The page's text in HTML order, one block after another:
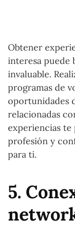
Obtener
interesa puede
invaluable.
programas de
oportunidades
relacionadas
experiencias
profesión y
para ti.
5.